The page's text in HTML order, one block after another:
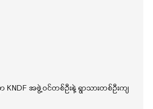
အဖွဲ့ဝင်တစ်ဦးနဲ့ ရွာသားတစ်ဦးကျ